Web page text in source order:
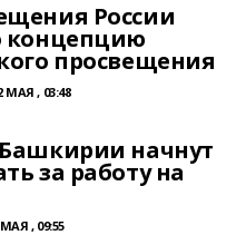
России
концепцию
просвещения
МАЯ , 03:48
начнут
за работу на
, 09:55